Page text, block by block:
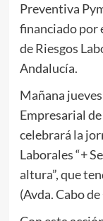
Preventiva
financiado por
de Riesgos
Andalucía.
Mañana
Empresarial
celebrará la
Laborales “+
altura”, que
(Avda. Cabo